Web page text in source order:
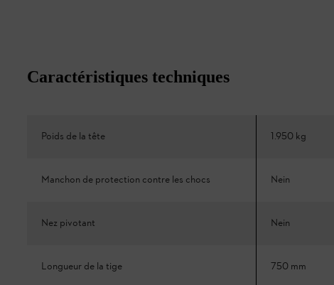
Caractéristiques techniques
Poids de la tête 1.950 kg
Manchon de protection contre les chocs Nein
Nez pivotant Nein
Longueur de la tige 750 mm